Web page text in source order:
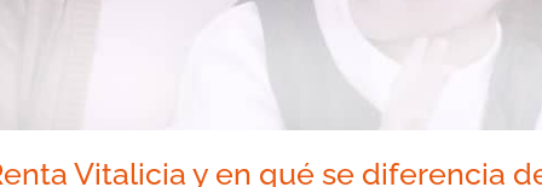
Vitalicia y en qué se diferencia